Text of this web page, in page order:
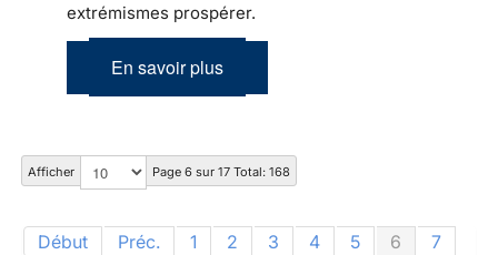
extrémismes prospérer.
En savoir plus
Afficher Page 6 sur 17 Total: 168
Début Préc. 1 2 3 4 5 6
7